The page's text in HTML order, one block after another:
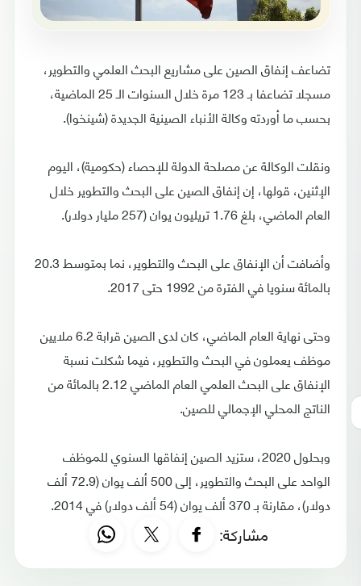
تضاعف إنفاق الصين على مشاريع البحث العلمي والتطوير،
مسجلا تضاعفا بـ 123 مرة خلال السنوات الـ 25 الماضية،
بحسب ما أوردته وكالة الأنباء الصينية الجديدة (شينخوا).
ونقلت الوكالة عن مصلحة الدولة للإحصاء (حكومية)، اليوم
الإثنين، قولها، إن إنفاق الصين على البحث والتطوير خلال
العام الماضي، بلغ 1.76 تريليون يوان (257 مليار دولار).
وأضافت أن الإنفاق على البحث والتطوير، نما بمتوسط 20.3
بالمائة سنويا في الفترة من 1992 حتى 2017.
وحتى نهاية العام الماضي، كان لدى الصين قرابة 6.2 ملايين
موظف يعملون في البحث والتطوير، فيما شكلت نسبة
الإنفاق على البحث العلمي العام الماضي 2.12 بالمائة من
الناتج المحلي الإجمالي للصين.
وبحلول 2020، ستزيد الصين إنفاقها السنوي للموظف
الواحد على البحث والتطوير، إلى 500 ألف يوان (72.9 ألف
دولار)، مقارنة بـ 370 ألف يوان (54 ألف دولار) في 2014.
مشاركة: